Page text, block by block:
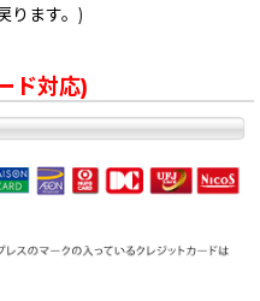
ります。)
ド対応)